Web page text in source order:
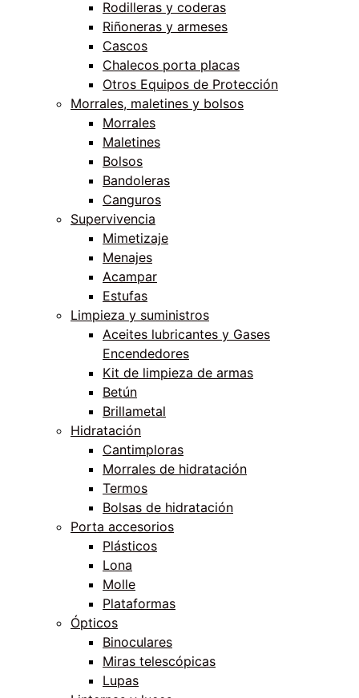
Rodilleras y coderas
Riñoneras y armeses
Cascos
Chalecos porta placas
Otros Equipos de Protección
Morrales, maletines y bolsos
Morrales
Maletines
Bolsos
Bandoleras
Canguros
Supervivencia
Mimetizaje
Menajes
Acampar
Estufas
Limpieza y suministros
Aceites lubricantes y Gases
Encendedores
Kit de limpieza de armas
Betún
Brillametal
Hidratación
Cantimploras
Morrales de hidratación
Termos
Bolsas de hidratación
Porta accesorios
Plásticos
Lona
Molle
Plataformas
Ópticos
Binoculares
Miras telescópicas
Lupas